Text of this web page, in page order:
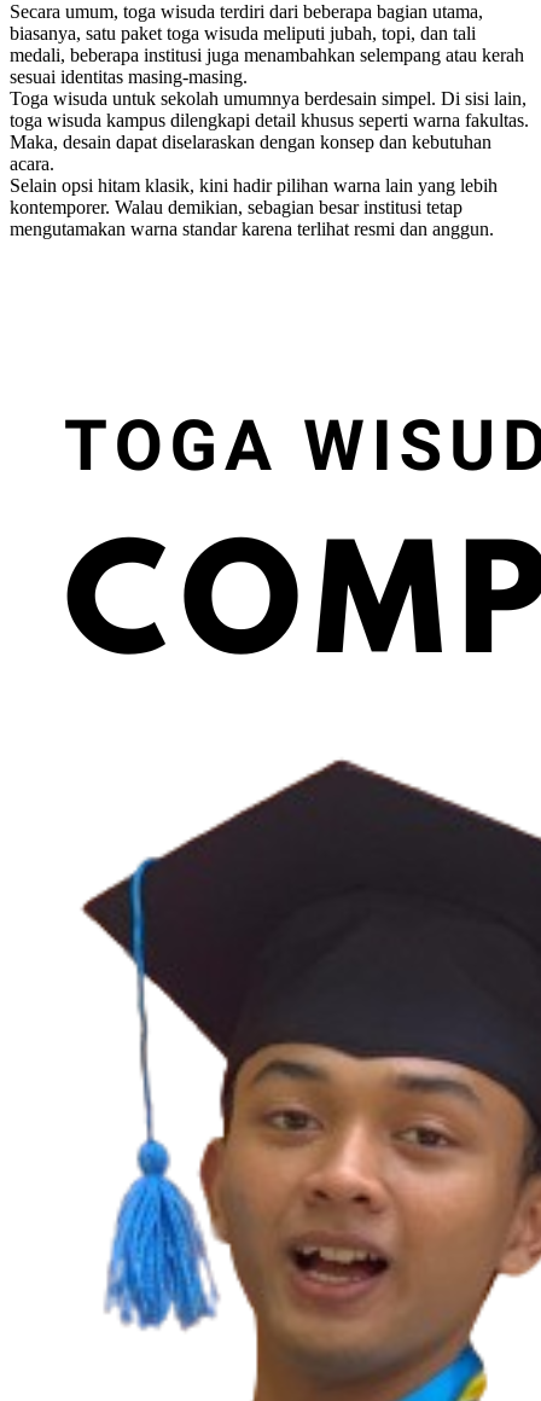
Secara umum, toga wisuda terdiri dari beberapa bagian utama,
biasanya, satu paket toga wisuda meliputi jubah, topi, dan tali
medali, beberapa institusi juga menambahkan selempang atau kerah
sesuai identitas masing-masing.
Toga wisuda untuk sekolah umumnya berdesain simpel. Di sisi lain,
toga wisuda kampus dilengkapi detail khusus seperti warna fakultas.
Maka, desain dapat diselaraskan dengan konsep dan kebutuhan
acara.
Selain opsi hitam klasik, kini hadir pilihan warna lain yang lebih
kontemporer. Walau demikian, sebagian besar institusi tetap
mengutamakan warna standar karena terlihat resmi dan anggun.